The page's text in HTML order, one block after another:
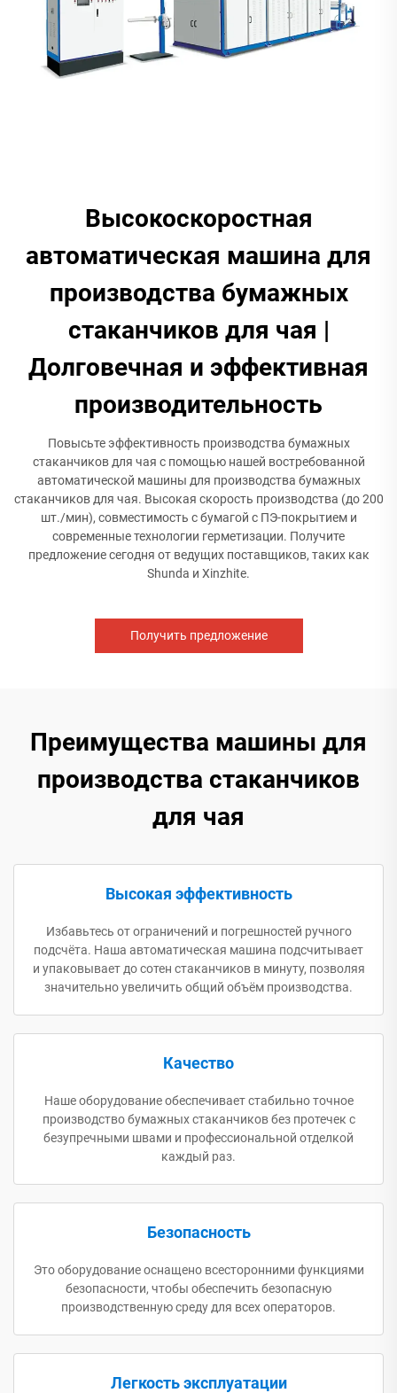
Высокоскоростная
автоматическая машина для
производства бумажных
стаканчиков для чая |
Долговечная и эффективная
производительность
Повысьте эффективность производства бумажных
стаканчиков для чая с помощью нашей востребованной
автоматической машины для производства бумажных
стаканчиков для чая. Высокая скорость производства (до 200
шт./мин), совместимость с бумагой с ПЭ-покрытием и
современные технологии герметизации. Получите
предложение сегодня от ведущих поставщиков, таких как
Shunda и Xinzhite.
Получить предложение
Преимущества машины для
производства стаканчиков
для чая
Высокая эффективность
Избавьтесь от ограничений и погрешностей ручного
подсчёта. Наша автоматическая машина подсчитывает
и упаковывает до сотен стаканчиков в минуту, позволяя
значительно увеличить общий объём производства.
Качество
Наше оборудование обеспечивает стабильно точное
производство бумажных стаканчиков без протечек с
безупречными швами и профессиональной отделкой
каждый раз.
Безопасность
Это оборудование оснащено всесторонними функциями
безопасности, чтобы обеспечить безопасную
производственную среду для всех операторов.
Легкость эксплуатации